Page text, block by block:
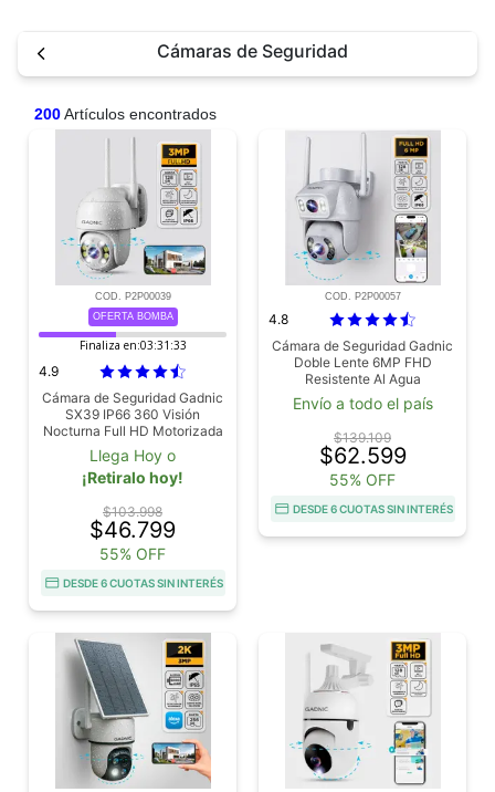
Cámaras de Seguridad
200Artículos encontrados
COD. P2P00039
OFERTA BOMBA
Finaliza en:03:31:31
4.9
Cámara de Seguridad Gadnic
SX39 IP66 360 Visión
Nocturna Full HD Motorizada
Detección de Movimiento
Llega Hoy o
¡Retiralo hoy!
$103.998
$46.799
55% OFF
DESDE 6 CUOTAS SIN INTERÉS
COD. P2P00057
4.8
Cámara de Seguridad Gadnic
Doble Lente 6MP FHD
Resistente Al Agua
Envío a todo el país
$139.109
$62.599
55% OFF
DESDE 6 CUOTAS SIN INTERÉS